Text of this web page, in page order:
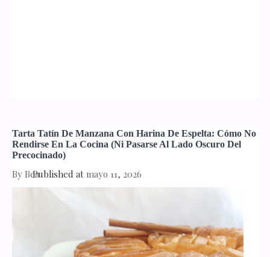
Tarta Tatín De Manzana Con Harina De Espelta: Cómo No
Rendirse En La Cocina (ni Pasarse Al Lado Oscuro Del
Precocinado)
By BeaPublished at mayo 11, 2026